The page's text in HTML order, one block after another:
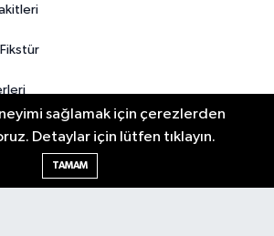
Künye
Bilim & Teknoloji
sağlamak için çerezlerden
Detaylar için lütfen tıklayın.
TAMAM